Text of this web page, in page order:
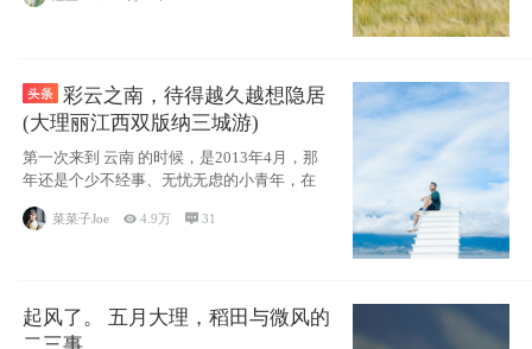
彩云之南，待得越久越想隐居
(大理丽江西双版纳三城游)
第一次来到 云南 的时候，是2013年4月，那
年还是个少不经事、无忧无虑的小青年，在
菜菜子Joe 4.9万  31
起风了。 五月大理，稻田与微风的